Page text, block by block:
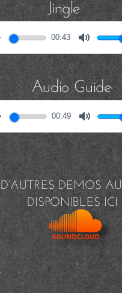
Jingle
00:43
Audio Guide
00:49
D’AUTRES DEMOS
DISPONIBLES ICI